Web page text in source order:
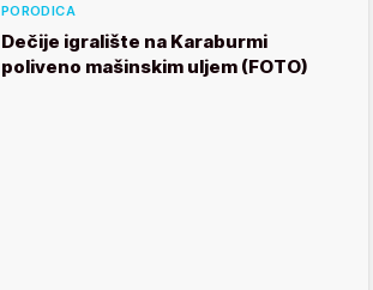
PORODICA
Dečije igralište na Karaburmi
poliveno mašinskim uljem (FOTO)